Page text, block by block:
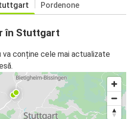
Pordenone
în Stuttgart
conține cele mai actualizate